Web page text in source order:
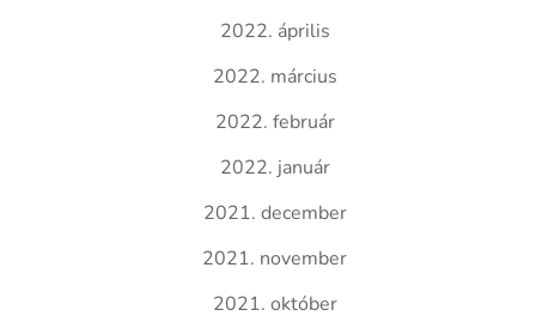
2022. április
2022. március
2022. február
2022. január
2021. december
2021. november
2021. október